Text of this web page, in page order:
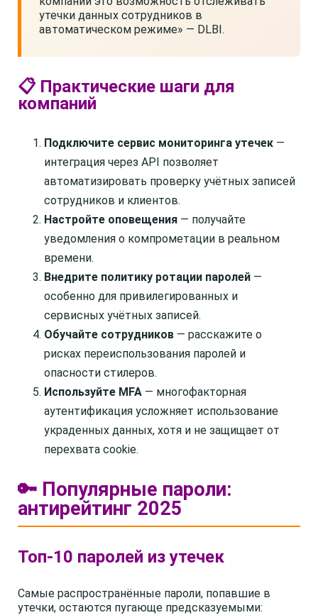
утечки данных сотрудников в
автоматическом режиме» — DLBI.
📋 Практические шаги для
компаний
Подключите сервис мониторинга утечек —
интеграция через API позволяет
автоматизировать проверку учётных записей
сотрудников и клиентов.
Настройте оповещения — получайте
уведомления о компрометации в реальном
времени.
Внедрите политику ротации паролей —
особенно для привилегированных и
сервисных учётных записей.
Обучайте сотрудников — расскажите о
рисках переиспользования паролей и
опасности стилеров.
Используйте MFA — многофакторная
аутентификация усложняет использование
украденных данных, хотя и не защищает от
перехвата cookie.
🔑 Популярные пароли:
антирейтинг 2025
Топ-10 паролей из утечек
Самые распространённые пароли, попавшие в
утечки, остаются пугающе предсказуемыми: